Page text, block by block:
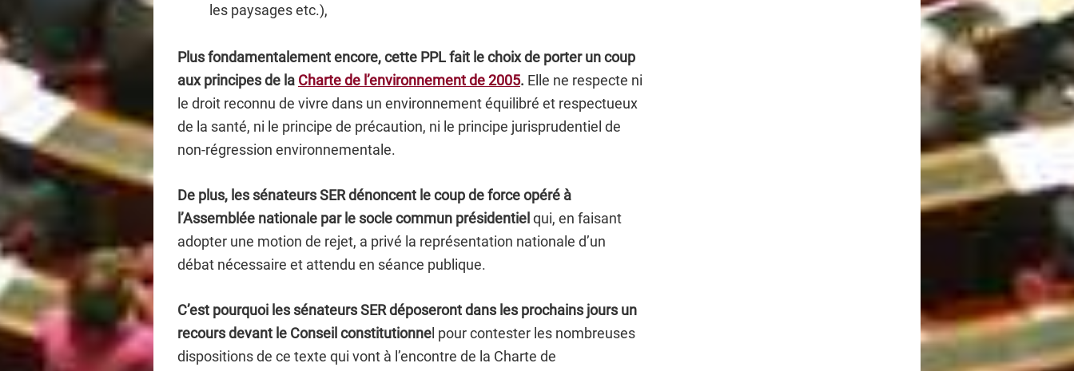
les paysages etc.),
Plus fondamentalement encore, cette PPL fait le choix de porter un coup
aux principes de la Charte de l’environnement de 2005. Elle ne respecte ni
le droit reconnu de vivre dans un environnement équilibré et respectueux
de la santé, ni le principe de précaution, ni le principe jurisprudentiel de
non-régression environnementale.
De plus, les sénateurs SER dénoncent le coup de force opéré à
l’Assemblée nationale par le socle commun présidentiel qui, en faisant
adopter une motion de rejet, a privé la représentation nationale d’un
débat nécessaire et attendu en séance publique.
C’est pourquoi les sénateurs SER déposeront dans les prochains jours un
recours devant le Conseil constitutionne l pour contester les nombreuses
dispositions de ce texte qui vont à l’encontre de la Charte de